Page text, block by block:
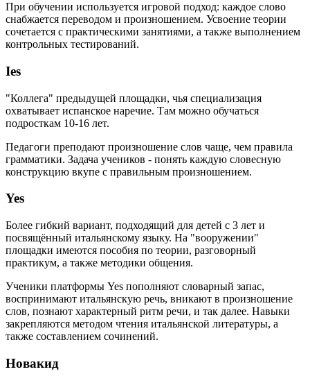
При обучении используется игровой подход: каждое слово
снабжается переводом и произношением. Усвоение теории
сочетается с практическими занятиями, а также выполнением
контрольных тестирований.
Ies
"Коллега" предыдущей площадки, чья специализация
охватывает испанское наречие. Там можно обучаться
подросткам 10-16 лет.
Педагоги преподают произношение слов чаще, чем правила
грамматики. Задача учеников - понять каждую словесную
конструкцию вкупе с правильным произношением.
Yes
Более гибкий вариант, подходящий для детей с 3 лет и
посвящённый итальянскому языку. На "вооружении"
площадки имеются пособия по теории, разговорный
практикум, а также методики общения.
Ученики платформы Yes пополняют словарный запас,
воспринимают итальянскую речь, вникают в произношение
слов, познают характерный ритм речи, и так далее. Навыки
закрепляются методом чтения итальянской литературы, а
также составлением сочинений.
Новакид